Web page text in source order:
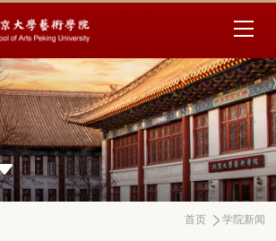
首页 学院新闻